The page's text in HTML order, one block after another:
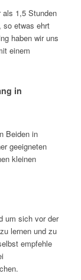
als 1,5 Stunden
so etwas ehrt
haben wir uns
einem
in
Beiden in
geeigneten
kleinen
um sich vor der
lernen und zu
empfehle